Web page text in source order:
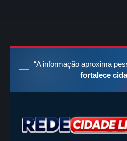
“A informação aproxima
fortalece